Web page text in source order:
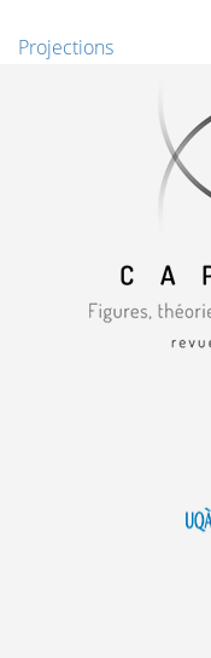
Projections